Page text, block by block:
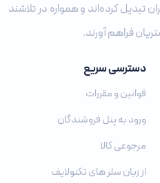
تبدیل کرده‌اند و همواره در تلاشند
فراهم آورند.
دسترسی سریع
قوانین و مقررات
ورود به پنل فروشندگان
مرجوعی کالا
از زبان سلر های تکنولایف